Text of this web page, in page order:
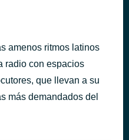
amenos ritmos latinos
radio con espacios
que llevan a su
más demandados del